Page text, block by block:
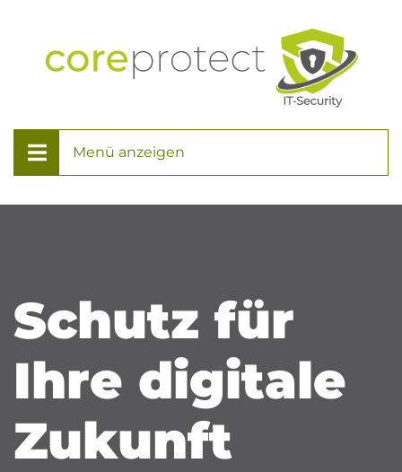
Menü anzeigen
Schutz für
Ihre digitale
Zukunft